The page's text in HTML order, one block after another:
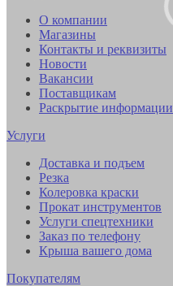
О компании
Магазины
Контакты и реквизиты
Новости
Вакансии
Поставщикам
Раскрытие информации
Услуги
Доставка и подъем
Резка
Колеровка краски
Прокат инструментов
Услуги спецтехники
Заказ по телефону
Крыша вашего дома
Покупателям